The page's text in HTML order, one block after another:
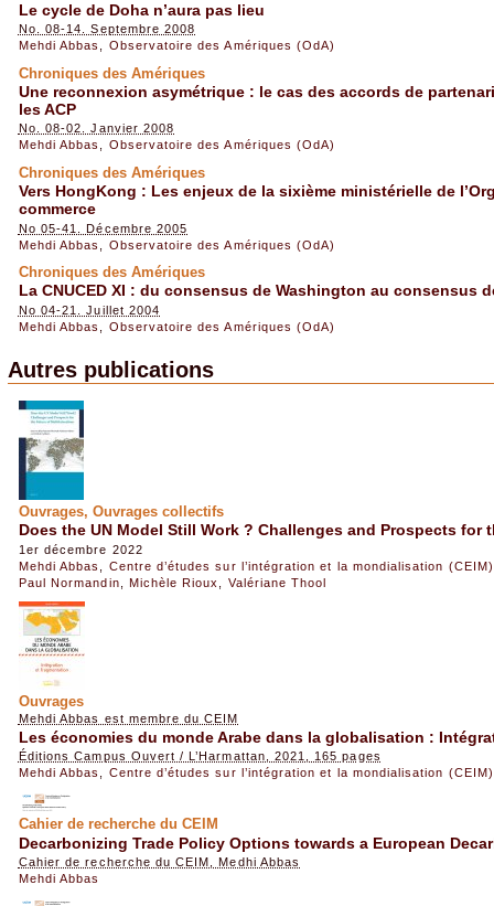
Le cycle de Doha n’aura pas lieu
No. 08-14. Septembre 2008
Mehdi Abbas
Observatoire des Amériques (OdA)
Chroniques des Amériques
Une reconnexion asymétrique : le cas des accords de
les ACP
No. 08-02. Janvier 2008
Mehdi Abbas
Observatoire des Amériques (OdA)
Chroniques des Amériques
Vers HongKong : Les enjeux de la sixième ministérielle de
commerce
No 05-41. Décembre 2005
Mehdi Abbas
Observatoire des Amériques (OdA)
Chroniques des Amériques
La CNUCED XI : du consensus de Washington au consensus
No 04-21. Juillet 2004
Mehdi Abbas
Observatoire des Amériques (OdA)
Autres publications
Ouvrages, Ouvrages collectifs
Does the UN Model Still Work ? Challenges and Prospects for
1er décembre 2022
Mehdi Abbas
Centre d’études sur l’intégration et la mondialisation (CEIM)
Paul Normandin
Michèle Rioux Valériane Thool
Ouvrages
Mehdi Abbas est membre du CEIM
Les économies du monde Arabe dans la globalisation :
Éditions Campus Ouvert / L’Harmattan, 2021, 165 pages
Mehdi Abbas
Centre d’études sur l’intégration et la mondialisation (CEIM)
Cahier de recherche du CEIM
Decarbonizing Trade Policy Options towards a European
Cahier de recherche du CEIM, Medhi Abbas
Mehdi Abbas